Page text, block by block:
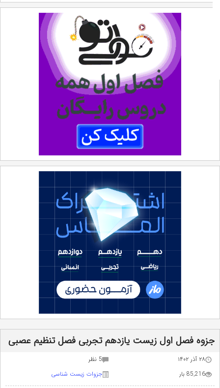
جزوه فصل اول زیست یازدهم تجربی‎ فصل تنظیم عصبی
۲۸ آذر ۱۴۰۲
5 نظر
85,216 بار
جزوات زیست شناسی